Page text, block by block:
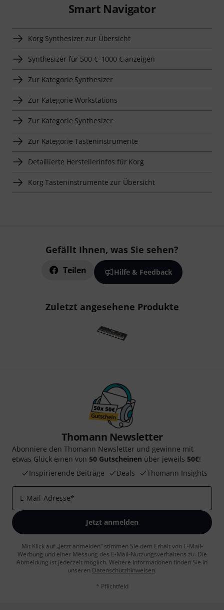
Smart Navigator
Korg Synthesizer zur Übersicht
Synthesizer für 500 €–1000 € anzeigen
Zur Kategorie Synthesizer
Zur Kategorie Workstations
Zur Kategorie Synthesizer
Zur Kategorie Tasteninstrumente
Detaillierte Herstellerinfos für Korg
Korg Tasteninstrumente zur Übersicht
Gefällt Ihnen, was Sie sehen?
Teilen Hilfe & Feedback
Zuletzt angesehene Produkte
Thomann Newsletter
Abonniere den Thomann Newsletter und gewinne mit
etwas Glück einen von 50 Gutscheinen über jeweils 50€!
Inspirierende Beiträge
Deals Thomann Insights
E-Mail-Adresse*
Jetzt anmelden
Mit Klick auf „Jetzt anmelden“ stimmen Sie dem Erhalt von E-Mail-
Werbung und einer Messung des E-Mail-Nutzungsverhaltens zu. Die
Abmeldung ist jederzeit möglich. Weitere Informationen finden Sie in
unseren Datenschutzhinweisen.
* Pflichtfeld